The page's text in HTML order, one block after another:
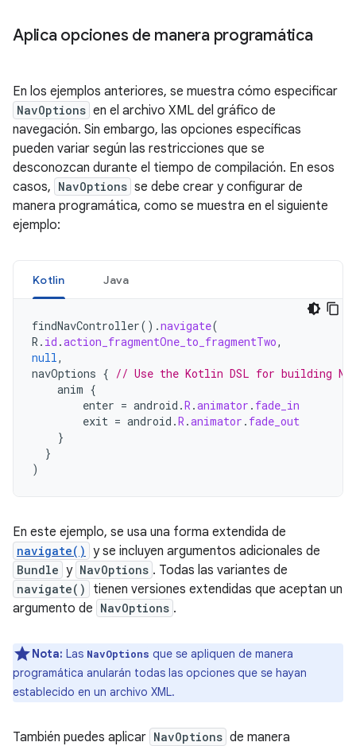
Aplica opciones de manera programática
En los ejemplos anteriores, se muestra cómo especificar
NavOptions en el archivo XML del gráfico de
navegación. Sin embargo, las opciones específicas
pueden variar según las restricciones que se
desconozcan durante el tiempo de compilación. En esos
casos, NavOptions se debe crear y configurar de
manera programática, como se muestra en el siguiente
ejemplo:
Kotlin Java
findNavController().navigate(
R . id .action_fragmentOne_to_fragmentTwo,
null,
navOptions { // Use the Kotlin DSL for building
anim {
enter = android .R .animator . fade_in
exit = android .R .animator . fade_out
}
}
)
En este ejemplo, se usa una forma extendida de
navigate() y se incluyen argumentos adicionales de
Bundle y NavOptions . Todas las variantes de
navigate()
tienen versiones extendidas que aceptan un
argumento de NavOptions .
Nota: Las NavOptions que se apliquen de manera
programática anularán todas las opciones que se hayan
establecido en un archivo XML.
También puedes aplicar NavOptions de manera